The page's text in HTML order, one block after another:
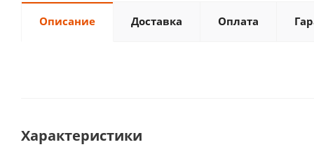
Описание Доставка Оплата
Характеристики